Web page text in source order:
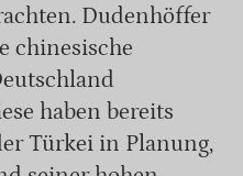
Dudenhöffer
chinesische
haben bereits
Türkei in Planung,